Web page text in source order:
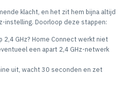
klacht, en het zit hem bijna altijd
instelling. Doorloop deze stappen:
2,4 GHz? Home Connect werkt niet
een apart 2,4 GHz-netwerk
uit, wacht 30 seconden en zet